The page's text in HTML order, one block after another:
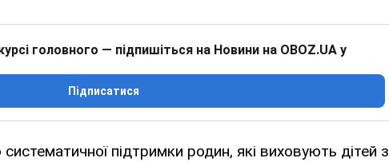
головного — підпишіться на Новини на OBOZ.UA у
Підписатися
підтримки родин, які виховують дітей з